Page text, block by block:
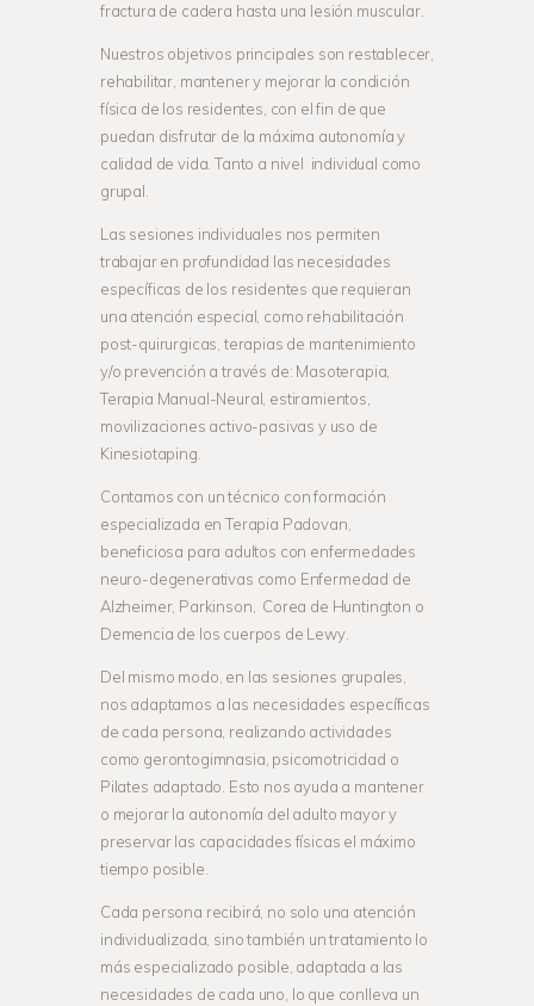
fractura de cadera hasta una lesión muscular.
Nuestros objetivos principales son restablecer,
rehabilitar, mantener y mejorar la condición
física de los residentes, con el fin de que
puedan disfrutar de la máxima autonomía y
calidad de vida. Tanto a nivel individual como
grupal.
Las sesiones individuales nos permiten
trabajar en profundidad las necesidades
específicas de los residentes que requieran
una atención especial, como rehabilitación
post-quirurgicas, terapias de mantenimiento
y/o prevención a través de: Masoterapia,
Terapia Manual-Neural, estiramientos,
movilizaciones activo-pasivas y uso de
Kinesiotaping.
Contamos con un técnico con formación
especializada en Terapia Padovan,
beneficiosa para adultos con enfermedades
neuro-degenerativas como Enfermedad de
Alzheimer, Parkinson, Corea de Huntington o
Demencia de los cuerpos de Lewy.
Del mismo modo, en las sesiones grupales,
nos adaptamos a las necesidades específicas
de cada persona, realizando actividades
como gerontogimnasia, psicomotricidad o
Pilates adaptado. Esto nos ayuda a mantener
o mejorar la autonomía del adulto mayor y
preservar las capacidades físicas el máximo
tiempo posible.
Cada persona recibirá, no solo una atención
individualizada, sino también un tratamiento lo
más especializado posible, adaptada a las
necesidades de cada uno, lo que conlleva un